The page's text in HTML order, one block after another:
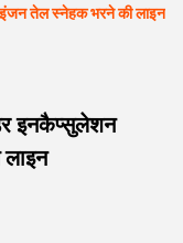
इंजन तेल स्नेहक भरने की लाइन
इनकैप्सुलेशन